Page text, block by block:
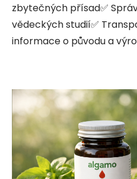
zbytečných přísad✅
vědeckých studií✅
informace o původu a